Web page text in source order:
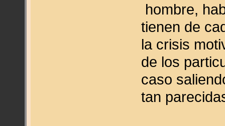
hombre,
tienen de
la crisis
de los
caso
tan